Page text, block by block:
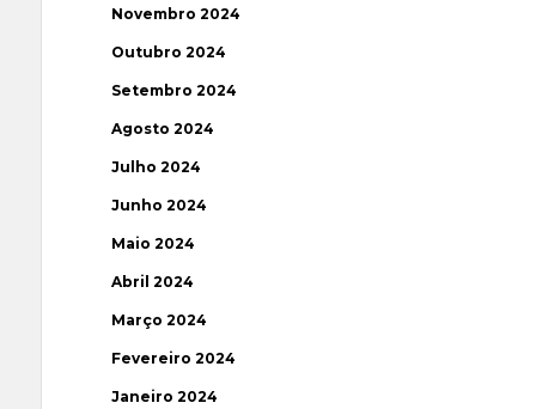
Novembro 2024
Outubro 2024
Setembro 2024
Agosto 2024
Julho 2024
Junho 2024
Maio 2024
Abril 2024
Março 2024
Fevereiro 2024
Janeiro 2024